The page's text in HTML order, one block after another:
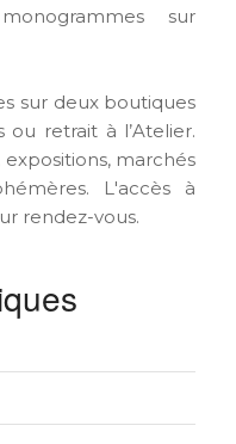
sur
sur deux boutiques
retrait à l’Atelier.
expositions, marchés
L'accès à
rendez-vous.